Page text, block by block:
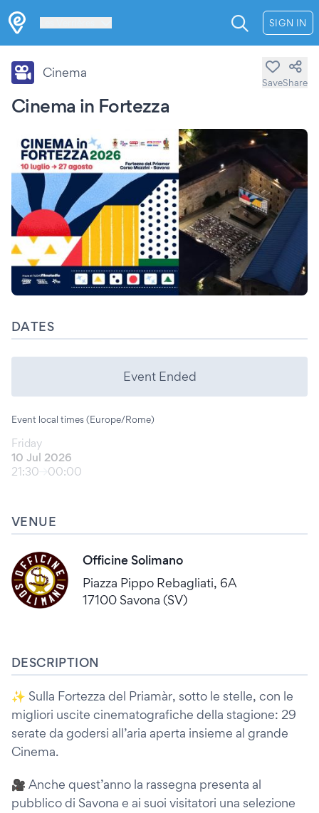
SIGN IN
Cinema in Fortezza
Cinema
SaveShare
DATES
Event Ended
Event local times (Europe/Rome)
Friday
10 Jul 2026
21:30
00:00
VENUE
Officine Solimano
Piazza Pippo Rebagliati, 6A
17100 Savona (SV)
DESCRIPTION
✨ Sulla Fortezza del Priamàr, sotto le stelle, con le
migliori uscite cinematografiche della stagione: 29
serate da godersi all’aria aperta insieme al grande
Cinema.
🎥 Anche quest’anno la rassegna presenta al
pubblico di Savona e ai suoi visitatori una selezione